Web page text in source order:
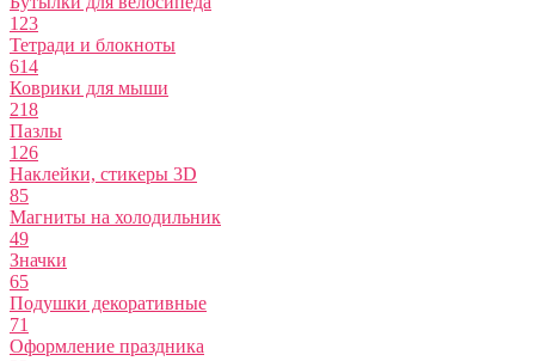
123
Тетради и блокноты
614
Коврики для мыши
218
Пазлы
126
Наклейки, стикеры 3D
85
Магниты на холодильник
49
Значки
65
Подушки декоративные
71
Оформление праздника